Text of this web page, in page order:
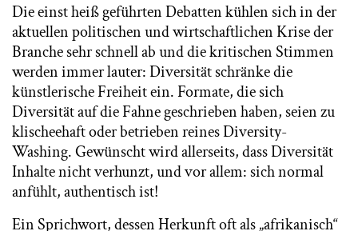
Die einst heiß geführten Debatten kühlen sich in der
aktuellen politischen und wirtschaftlichen Krise der
Branche sehr schnell ab und die kritischen Stimmen
werden immer lauter: Diversität schränke die
künstlerische Freiheit ein. Formate, die sich
Diversität auf die Fahne geschrieben haben, seien zu
klischeehaft oder betrieben reines Diversity-
Washing. Gewünscht wird allerseits, dass Diversität
Inhalte nicht verhunzt, und vor allem: sich normal
anfühlt, authentisch ist!
Ein Sprichwort, dessen Herkunft oft als „afrikanisch“